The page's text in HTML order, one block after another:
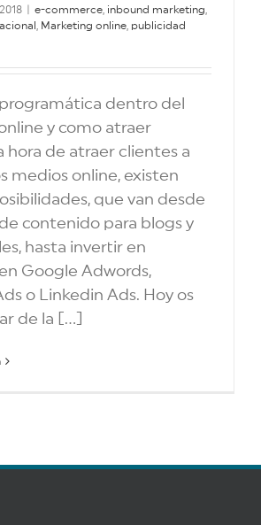
e-commerce inbound marketing
Marketing online publicidad
programática dentro del
y como atraer
hora de atraer clientes a
medios online, existen
que van desde
contenido para blogs y
hasta invertir en
Google Adwords,
o Linkedin Ads. Hoy os
de la [...]